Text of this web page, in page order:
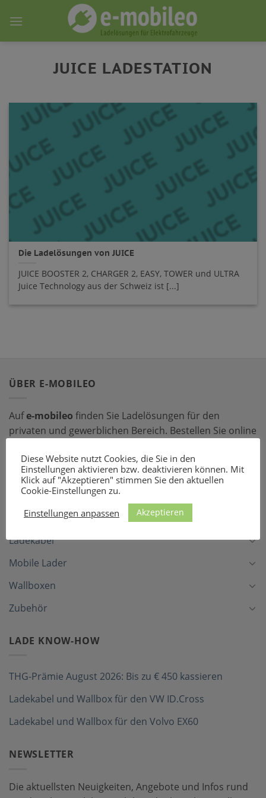
JUICE LADESTATION
Die Ladelösungen von JUICE
JUICE BOOSTER 2, CHARGER 2, EASY, TOWER und ULTRA
Juice Technology aus der Schweiz ist [...]
ÜBER E-MOBILEO
Aufe-mobileo finden Sie Ladelösungen für den
privaten und gewerblichen Bereich. Bestellen Sie online
passenden Ladeequipment sind Sie für jede Situation
gerüstet!
Ladekabel
Mobile Lader
Wallboxen
Zubehör
LADE KNOW-HOW
THG-Prämie August 2026: Bis zu € 450 kassieren
Ladekabel und Wallbox für den VW ID.Cross
Ladekabel und Wallbox für den Volvo EX60
NEWSLETTER
Die aktuellsten Neuigkeiten, Angebote und Infos rund
Diese Website nutzt Cookies, die Sie in den
Einstellungen aktivieren bzw. deaktivieren können. Mit
Klick auf "Akzeptieren" stimmen Sie den aktuellen
Cookie-Einstellungen zu.
Einstellungen anpassen
Akzeptieren